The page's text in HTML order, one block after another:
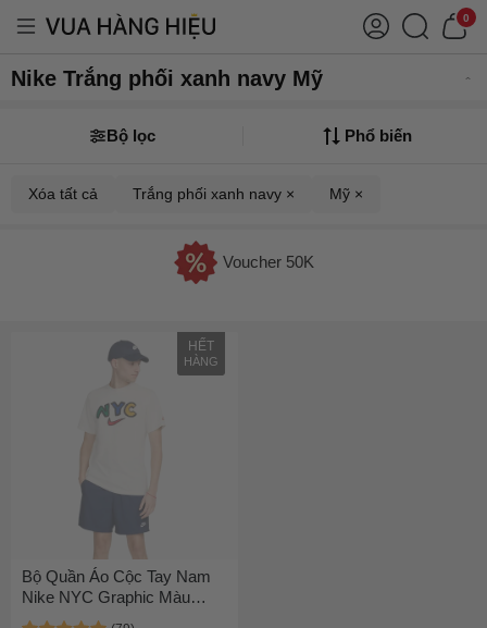
0
Nike Trắng phối xanh navy Mỹ
Bộ lọc Phổ biến
Xóa tất cả Trắng phối xanh navy × Mỹ ×
Voucher 50K
HẾT
HÀNG
Bộ Quần Áo Cộc Tay Nam
Nike NYC Graphic Màu
Trắng/Xanh Navy Size S